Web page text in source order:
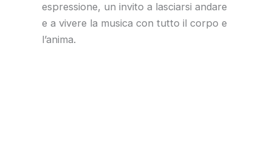
espressione, un invito a lasciarsi andare
e a vivere la musica con tutto il corpo e
l’anima.